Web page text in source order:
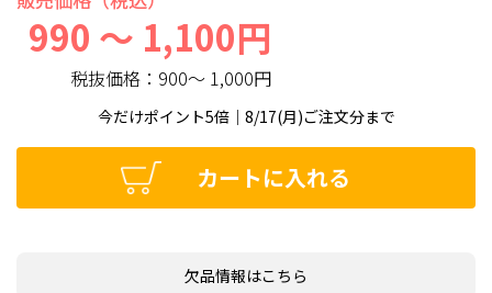
990 ～ 1,100円
税抜価格： 900～ 1,000円
今だけポイント5倍｜8/17(月)ご注文分まで
カートに入れる
欠品情報はこちら